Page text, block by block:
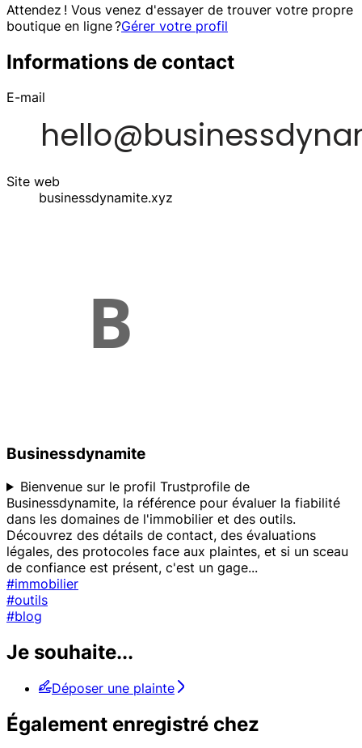
Attendez ! Vous venez d'essayer de trouver votre propre
boutique en ligne ?Gérer votre profil
Informations de contact
E-mail
Site web
businessdynamite.xyz
Businessdynamite
Bienvenue sur le profil Trustprofile de
Businessdynamite, la référence pour évaluer la fiabilité
dans les domaines de l'immobilier et des outils.
Découvrez des détails de contact, des évaluations
légales, des protocoles face aux plaintes, et si un sceau
de confiance est présent, c'est un gage...
#immobilier
#outils
#blog
Je souhaite...
Déposer une plainte
Également enregistré chez